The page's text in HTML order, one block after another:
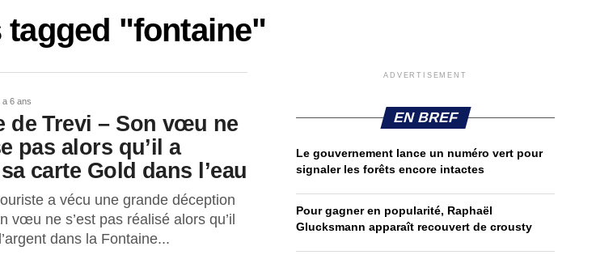
"fontaine"
a 6 ans
de Trevi – Son vœu ne
pas alors qu’il a
carte Gold dans l’eau
a vécu une grande déception
vœu ne s’est pas réalisé alors qu’il
dans la Fontaine...
ADVERTISEMENT
EN BREF
Le gouvernement lance un numéro vert pour
signaler les forêts encore intactes
Pour gagner en popularité, Raphaël
Glucksmann apparaît recouvert de crousty